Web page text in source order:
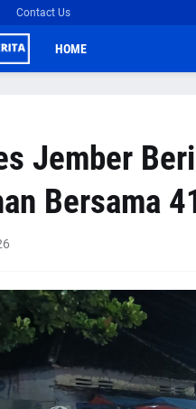
Contact Us
HOME
Jember
Bersama